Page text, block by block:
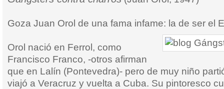
Goza Juan Orol de una fama infame: la de ser el
Orol nació en Ferrol, como
Francisco Franco, -otros afirman
que en Lalín (Pontevedra)- pero de muy niño
viajó a Veracruz y vuelta a Cuba. Su pintoresco